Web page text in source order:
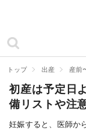
カテゴリー一覧
妊娠
出産
トップ 出産 産前
初産は予定日
備リストや注
妊娠すると、医師か